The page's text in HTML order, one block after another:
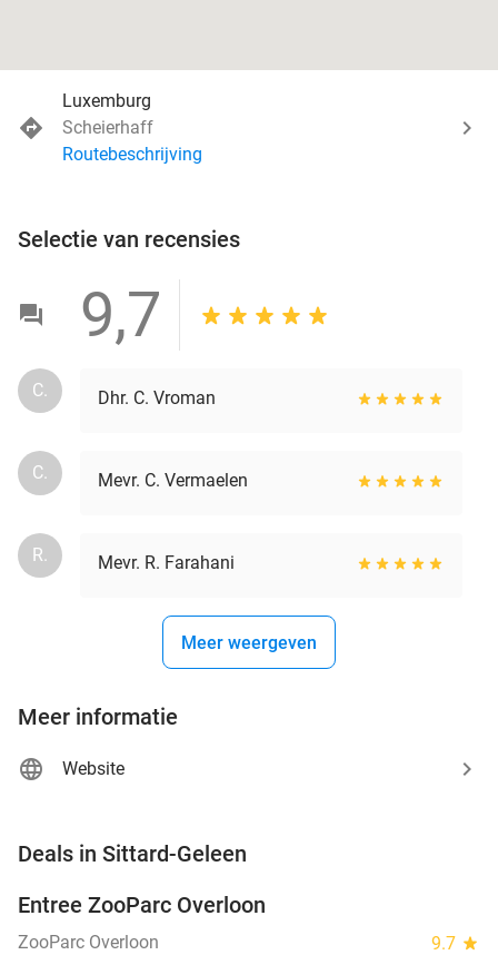
Luxemburg
Scheierhaff
Routebeschrijving
Selectie van recensies
9,7
C. Dhr. C. Vroman
C. Mevr. C. Vermaelen
R. Mevr. R. Farahani
Meer weergeven
Meer informatie
Website
Deals in Sittard-Geleen
TODAY
Entree ZooParc Overloon
ZooParc Overloon 9.7 star